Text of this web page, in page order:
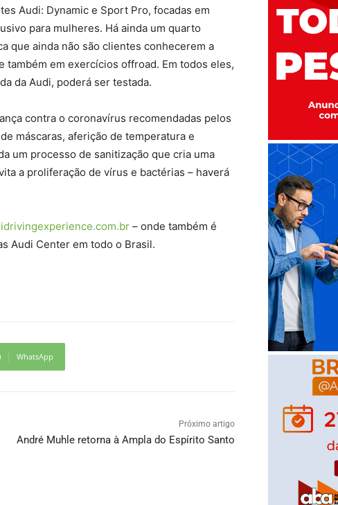
Audi: Dynamic e Sport Pro, focadas em
para mulheres. Há ainda um quarto
que ainda não são clientes conhecerem a
em exercícios offroad. Em todos eles,
da Audi, poderá ser testada.
contra o coronavírus recomendadas pelos
máscaras, aferição de temperatura e
um processo de sanitização que cria uma
a proliferação de vírus e bactérias – haverá
– onde também é
Audi Center em todo o Brasil.
WhatsApp
Próximo artigo
André Muhle retorna à Ampla do Espírito Santo